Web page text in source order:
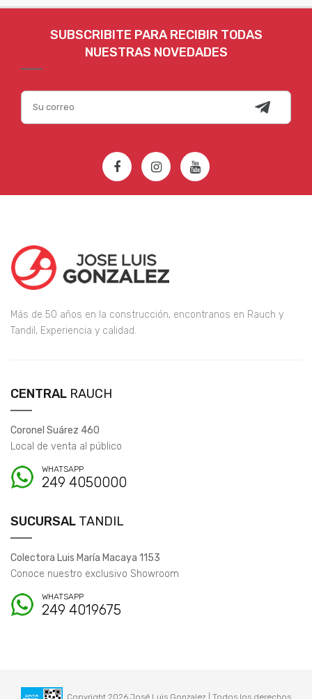
SUBSCRIBITE PARA RECIBIR TODAS
NUESTRAS NOVEDADES
Más de 50 años en la construcción, encontranos en Rauch y
Tandil, Experiencia y calidad.
CENTRAL RAUCH
Coronel Suárez 460
Local de venta al público
WHATSAPP
249 4050000
SUCURSAL TANDIL
Colectora Luis María Macaya 1153
Conoce nuestro exclusivo Showroom
WHATSAPP
249 4019675
Copyright 2026 José Luis Gonzalez | Todos los derechos